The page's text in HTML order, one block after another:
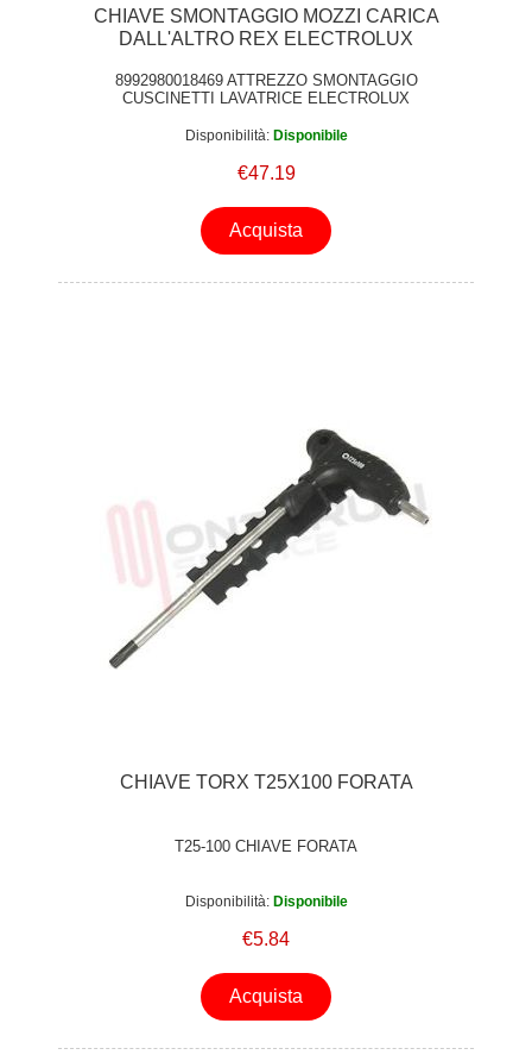
CHIAVE SMONTAGGIO MOZZI CARICA
DALL'ALTRO REX ELECTROLUX
8992980018469 ATTREZZO SMONTAGGIO
CUSCINETTI LAVATRICE ELECTROLUX
Disponibilità: Disponibile
€47.19
Acquista
CHIAVE TORX T25X100 FORATA
T25-100 CHIAVE FORATA
Disponibilità: Disponibile
€5.84
Acquista